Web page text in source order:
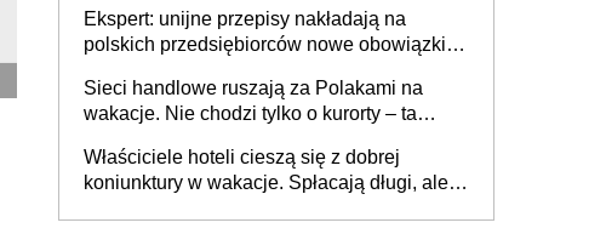
Ekspert: unijne przepisy nakładają na
polskich przedsiębiorców nowe obowiązki w
Sieci handlowe ruszają za Polakami na
wakacje. Nie chodzi tylko o kurorty – ta
tam, gdzie wielu spędzi urlop po cichu
Właściciele hoteli cieszą się z dobrej
koniunktury w wakacje. Spłacają długi, ale